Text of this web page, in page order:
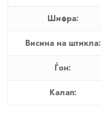
Шифра:
Висина на штикла:
Ѓон:
Калап: